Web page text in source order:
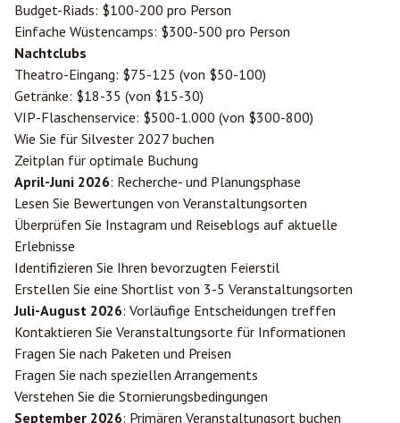
Budget-Riads: $100-200 pro Person
Einfache Wüstencamps: $300-500 pro Person
Nachtclubs
Theatro-Eingang: $75-125 (von $50-100)
Getränke: $18-35 (von $15-30)
VIP-Flaschenservice: $500-1.000 (von $300-800)
Wie Sie für Silvester 2027 buchen
Zeitplan für optimale Buchung
April-Juni 2026: Recherche- und Planungsphase
Lesen Sie Bewertungen von Veranstaltungsorten
Überprüfen Sie Instagram und Reiseblogs auf aktuelle
Erlebnisse
Identifizieren Sie Ihren bevorzugten Feierstil
Erstellen Sie eine Shortlist von 3-5 Veranstaltungsorten
Juli-August 2026: Vorläufige Entscheidungen treffen
Kontaktieren Sie Veranstaltungsorte für Informationen
Fragen Sie nach Paketen und Preisen
Fragen Sie nach speziellen Arrangements
Verstehen Sie die Stornierungsbedingungen
September 2026: Primären Veranstaltungsort buchen